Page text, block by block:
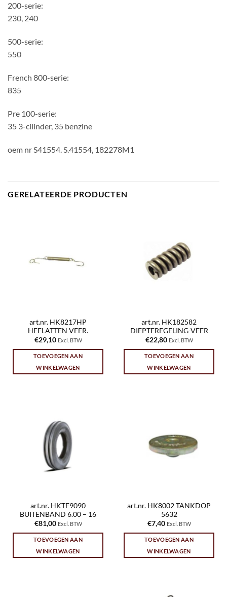
200-serie:
230, 240
500-serie:
550
French 800-serie:
835
Pre 100-serie:
35 3-cilinder, 35 benzine
oem nr S41554. S.41554, 182278M1
GERELATEERDE PRODUCTEN
art.nr. HK8217HP
HEFLATTEN VEER.
€29,10 Excl. BTW
TOEVOEGEN AAN
WINKELWAGEN
art.nr. HK182582
DIEPTEREGELING-VEER
€22,80 Excl. BTW
TOEVOEGEN AAN
WINKELWAGEN
art.nr. HKTF9090
BUITENBAND 6.00 – 16
€81,00 Excl. BTW
TOEVOEGEN AAN
WINKELWAGEN
art.nr. HK8002 TANKDOP
5632
€7,40 Excl. BTW
TOEVOEGEN AAN
WINKELWAGEN